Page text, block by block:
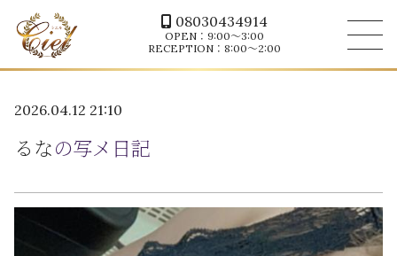
08030434914
OPEN：9:00～3:00
RECEPTION：8:00～2:00
2026.04.12 21:10
るなの写メ日記